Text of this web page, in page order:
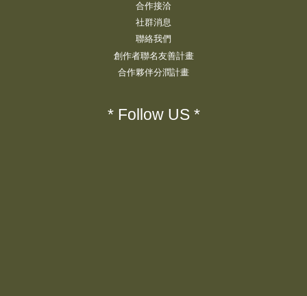
合作接洽
社群消息
聯絡我們
創作者聯名友善計畫
合作夥伴分潤計畫
* Follow US *